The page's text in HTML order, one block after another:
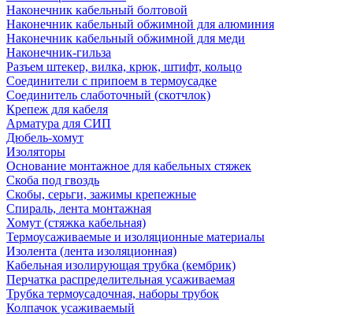
Наконечник кабельный болтовой
Наконечник кабельный обжимной для алюминия
Наконечник кабельный обжимной для меди
Наконечник-гильза
Разъем штекер, вилка, крюк, штифт, кольцо
Соединители с припоем в термоусадке
Соединитель слаботочный (скотчлок)
Крепеж для кабеля
Арматура для СИП
Дюбель-хомут
Изоляторы
Основание монтажное для кабельных стяжек
Скоба под гвоздь
Скобы, серьги, зажимы крепежные
Спираль, лента монтажная
Хомут (стяжка кабельная)
Термоусаживаемые и изоляционные материалы
Изолента (лента изоляционная)
Кабельная изолирующая трубка (кембрик)
Перчатка распределительная усаживаемая
Трубка термоусадочная, наборы трубок
Колпачок усаживаемый